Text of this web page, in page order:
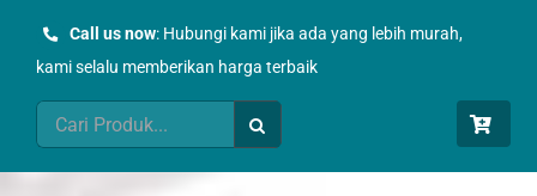
Call us now: Hubungi kami jika ada yang lebih murah,
kami selalu memberikan harga terbaik
Search
for: